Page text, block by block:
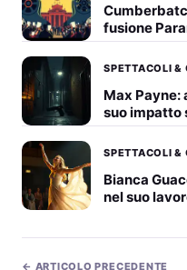
fusione
SPETTACOLI &
Max Payne:
suo impatto
SPETTACOLI &
Bianca
nel suo
← ARTICOLO PRECEDENTE